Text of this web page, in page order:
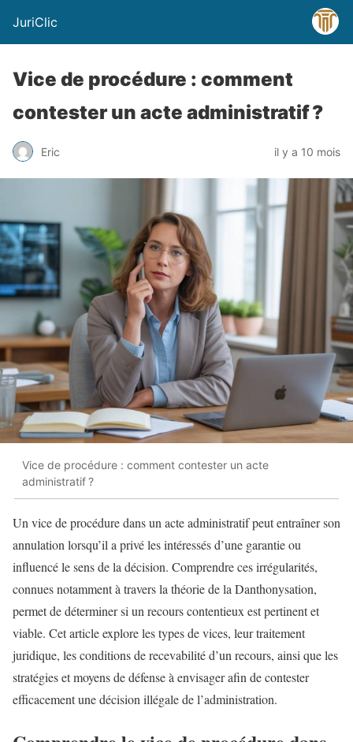
JuriClic
Vice de procédure : comment
contester un acte administratif ?
Eric il y a 10 mois
Vice de procédure : comment contester un acte
administratif ?
Un vice de procédure dans un acte administratif peut entraîner son
annulation lorsqu’il a privé les intéressés d’une garantie ou
influencé le sens de la décision. Comprendre ces irrégularités,
connues notamment à travers la théorie de la Danthonysation,
permet de déterminer si un recours contentieux est pertinent et
viable. Cet article explore les types de vices, leur traitement
juridique, les conditions de recevabilité d’un recours, ainsi que les
stratégies et moyens de défense à envisager afin de contester
efficacement une décision illégale de l’administration.